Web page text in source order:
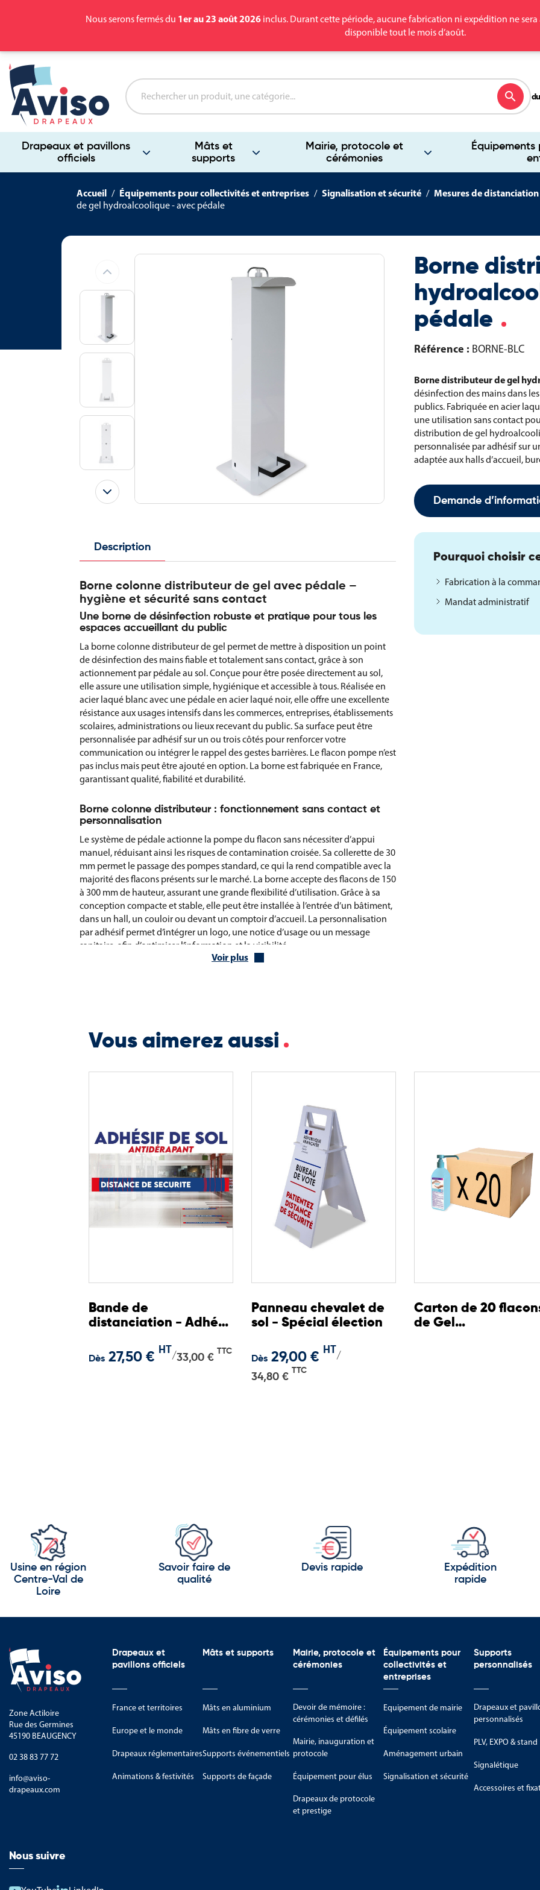
Nous serons fermés du 1er au 23 août 2026 inclus. Durant cette période, aucune fabrication ni expédition ne
disponible tout le mois d’août.
Drapeaux et pavillons
officiels
Mâts et
supports
Mairie, protocole et
cérémonies
search
Accueil Équipements pour collectivités et entreprises Signalisation et sécurité Mesures de distanciation
de gel hydroalcoolique - avec pédale
Description
Borne colonne distributeur de gel avec pédale –
hygiène et sécurité sans contact
Une borne de désinfection robuste et pratique pour tous les
espaces accueillant du public
La borne colonne distributeur de gel permet de mettre à disposition un point
de désinfection des mains fiable et totalement sans contact, grâce à son
actionnement par pédale au sol. Conçue pour être posée directement au sol,
elle assure une utilisation simple, hygiénique et accessible à tous. Réalisée en
acier laqué blanc avec une pédale en acier laqué noir, elle offre une excellente
résistance aux usages intensifs dans les commerces, entreprises, établissements
scolaires, administrations ou lieux recevant du public. Sa surface peut être
personnalisée par adhésif sur un ou trois côtés pour renforcer votre
communication ou intégrer le rappel des gestes barrières. Le flacon pompe n’est
pas inclus mais peut être ajouté en option. La borne est fabriquée en France,
garantissant qualité, fiabilité et durabilité.
Borne colonne distributeur : fonctionnement sans contact et
personnalisation
Le système de pédale actionne la pompe du flacon sans nécessiter d’appui
manuel, réduisant ainsi les risques de contamination croisée. Sa collerette de 30
mm permet le passage des pompes standard, ce qui la rend compatible avec la
majorité des flacons présents sur le marché. La borne accepte des flacons de 150
à 300 mm de hauteur, assurant une grande flexibilité d’utilisation. Grâce à sa
conception compacte et stable, elle peut être installée à l’entrée d’un bâtiment,
dans un hall, un couloir ou devant un comptoir d’accueil. La personnalisation
par adhésif permet d’intégrer un logo, une notice d’usage ou un message
sanitaire, afin d’optimiser l’information et la visibilité.
Personnalisation possible par adhésif (1 ou 3 côtés)
Flacon pompe non fourni (option disponible)
Avantages de la borne de désinfection à pédale
La borne colonne distributeur de gel assure une hygiène irréprochable et
s’intègre facilement dans tous les environnements professionnels ou publics.
Elle offre une solution durable, sécurisée et adaptée aux flux quotidiens.
Personnalisation possible pour une communication renforcée
Voir plus
Borne
pédale
Référence : BORNE-BLC
Borne distributeur de gel
désinfection des mains dans
publics. Fabriquée en acier
une utilisation sans contact
distribution de gel
personnalisée par adhésif sur
adaptée aux halls d’accueil,
Demande
Pourquoi choisir
Fabrication à la
Mandat administratif
Vous aimerez aussi
Bande de
distanciation - Adhésif
Dès 27,50 € HT
/33,00 €
TTC
Panneau chevalet de
sol - Spécial élection
Dès 29,00 € HT
/
34,80 €
TTC
Carton de 20
de Gel
Usine en région
Centre-Val de
Loire
Savoir faire de
qualité
Devis rapide
Expédition
rapide
Zone Actiloire
Rue des Germines
45190 BEAUGENCY
02 38 83 77 72
info@aviso-
drapeaux.com
Drapeaux et
pavillons officiels
France et territoires
Europe et le monde
Drapeaux réglementaires
Animations & festivités
Mâts et supports
Mâts en aluminium
Mâts en fibre de verre
Supports événementiels
Supports de façade
Mairie, protocole et
cérémonies
Devoir de mémoire :
cérémonies et défilés
Mairie, inauguration et
protocole
Équipement pour élus
Drapeaux de protocole
et prestige
Équipements pour
collectivités et
entreprises
Equipement de mairie
Équipement scolaire
Aménagement urbain
Signalisation et sécurité
Supports
personnalisés
Drapeaux et
personnalisés
PLV, EXPO & stand
Signalétique
Accessoires et
Nous suivre